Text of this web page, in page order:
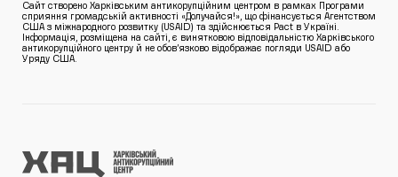
Сайт створено Харківським антикорупційним центром в рамках Програми
сприяння громадській активності «Долучайся!», що фінансується Агентством
США з міжнародного розвитку (USAID) та здійснюється Pact в Україні.
Інформація, розміщена на сайті, є винятковою відповідальністю Харківського
антикорупційного центру й не обов’язково відображає погляди USAID або
Уряду США.